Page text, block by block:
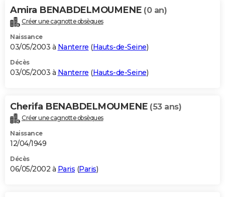
Amira BENABDELMOUMENE (0 an)
Créer une cagnotte obsèques
Naissance
03/05/2003 à Nanterre (Hauts-de-Seine)
Décès
03/05/2003 à Nanterre (Hauts-de-Seine)
Cherifa BENABDELMOUMENE (53 ans)
Créer une cagnotte obsèques
Naissance
12/04/1949
Décès
06/05/2002 à Paris (Paris)